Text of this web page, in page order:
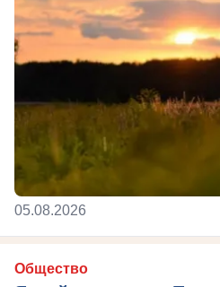
05.08.2026
Общество